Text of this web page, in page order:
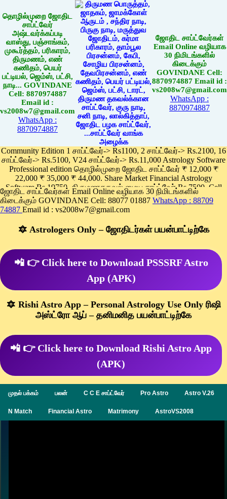
தொழில்முறை ஜோதிட
சாப்ட்வேர்
அஷ்டவர்க்கப்படி
வாஸ்து, பஞ்சாங்கம்,
முகூர்த்தம், பரிகாரம்,
திருமணம், எண்
கணிதம், பெயர்
பட்டியல், ஜெம்ஸ், பட்சி,
நாடி... GOVINDANE
Cell: 8870974887
Email id :
vs2008w7@gmail.com
WhatsApp :
8870974887
ஜோதிட சாப்ட்வேர்கள்
Email Online வழியாக
30 நிமிடங்களில்
கிடைக்கும்
GOVINDANE Cell:
8870974887 Email id :
vs2008w7@gmail.com
WhatsApp :
8870974887
Community Edition 1 சாப்ட்வேர்-> Rs1100, 2 சாப்ட்வேர்-> Rs.2100, 16
சாப்ட்வேர்-> Rs.5100, V24 சாப்ட்வேர்-> Rs.11,000 Astrology Software
Professional edition தொழில்முறை ஜோதிட சாப்ட்வேர் ₹ 12,000 ₹
22,000 ₹ 35,000 ₹ 44,000. Share Market Financial Astrology
Software Rs.19750, திருமணதகவல் மைய சாப்ட்வேர் Rs.7500, Cell
Phone App Rs. 1100
Pay online
ஜோதிட சாப்ட்வேர்கள் Email Online வழியாக 30 நிமிடங்களில்
கிடைக்கும் GOVINDANE Cell: 88077 01887 WhatsApp : 88709
74887 Email id : vs2008w7@gmail.com
🔯 Astrologers Only – ஜோதிடர்கள் பயன்பாட்டிற்கே
📲 👉 Click here to Download PSSSRF Astro
App (APK)
🔯 Rishi Astro App – Personal Astrology Use Only ரிஷி
அஸ்ட்ரோ ஆப் – தனிமனித பயன்பாட்டிற்கே
📲 👉 Click here to Download Rishi Astro App
(APK)
முதல் பக்கம் பலன் C C E சாப்ட்வேர் Pro Astro Astro V.26
N Match Financial Astro Matrimony AstroVS2008